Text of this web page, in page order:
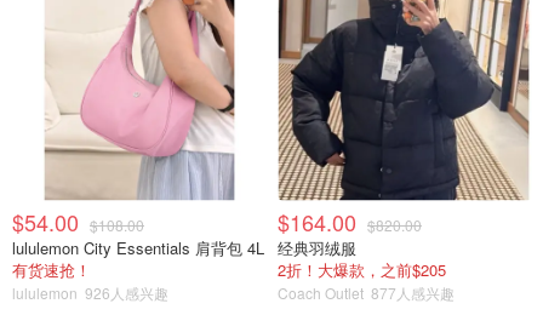
图片来自于@官网 ，版权属于原作者
瑞士美食推荐
大家在瑞士玩的时候吃些什么呢？快来看看下面这个美食清
单吧：
正宗的瑞士奶酪火锅
Gschwellti：烤土豆，上面淋着奶酪，也是巨好吃了
$54.00 $108.00
lululemon City Essentials 肩背包 4L
有货速抢！
lululemon 926人感兴趣
$164.00 $820.00
经典羽绒服
2折！大爆款，之前$205
Coach Outlet 877人感兴趣